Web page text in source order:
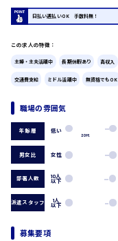
製造・軽作業・物流系
組立、加工
軽作業
フォークリフト
介護・医療系
介護職
看護助手
看護師
貿易事務
時給1300円～
日払い週払いOK 手数料無！
この求人の特徴：
主婦・主夫活躍中 長期休暇あり 高収入
交通費支給 ミドル活躍中 無資格でもOK
職場の雰囲気
年齢層 低い
20代
男女比 女性
部署人数 10人
以下
派遣スタッフ 1人
以下
募集要項